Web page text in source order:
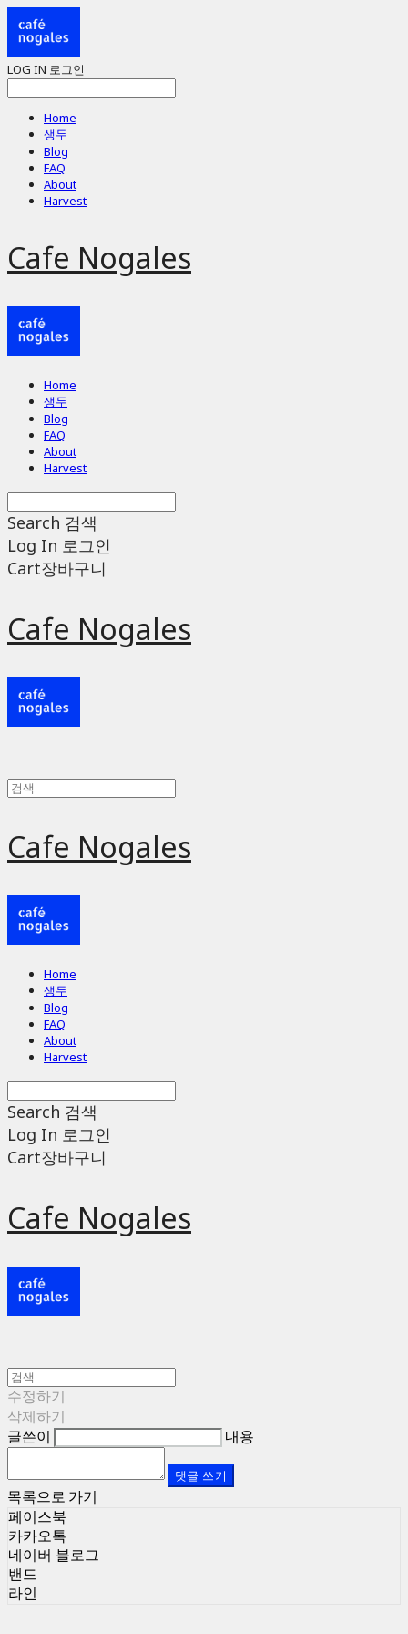
LOG IN 로그인
Home
생두
Blog
FAQ
About
Harvest
Cafe Nogales
Home
생두
Blog
FAQ
About
Harvest
Search 검색
Log In 로그인
Cart장바구니
Cafe Nogales
Cafe Nogales
Home
생두
Blog
FAQ
About
Harvest
Search 검색
Log In 로그인
Cart장바구니
Cafe Nogales
수정하기
삭제하기
글쓴이
내용
댓글 쓰기
목록으로 가기
페이스북
카카오톡
네이버 블로그
밴드
라인